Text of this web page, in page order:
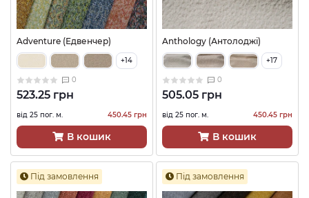
Adventure (Едвенчер)
+14
0
523.25 грн
від 25 пог. м. 450.45 грн
В кошик
Anthology (Антолоджі)
+17
0
505.05 грн
від 25 пог. м. 450.45 грн
В кошик
Під замовлення Під замовлення